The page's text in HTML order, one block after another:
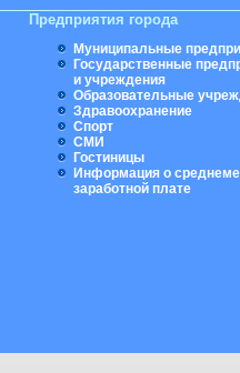
Предприятия города
Муниципальные
Государственные
и учреждения
Образовательные
Здравоохранение
Спорт
СМИ
Гостиницы
Информация о
заработной плате